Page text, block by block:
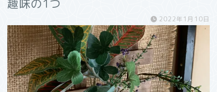
趣味の1つ
2022年1月10日